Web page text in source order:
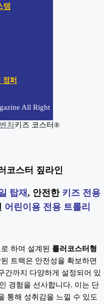
템
점퍼
All Right
처 키즈 코스터®
코스터 짚라인
탑재 , 안전한 키즈 전용
어린이용 전용 트롤리
하여 설계된 롤러코스터형
트랙은 안전성을 확보하면
간까지 다양하게 설정되어 있
경험을 선사합니다. 이는 단
통해 성취감을 느낄 수 있도